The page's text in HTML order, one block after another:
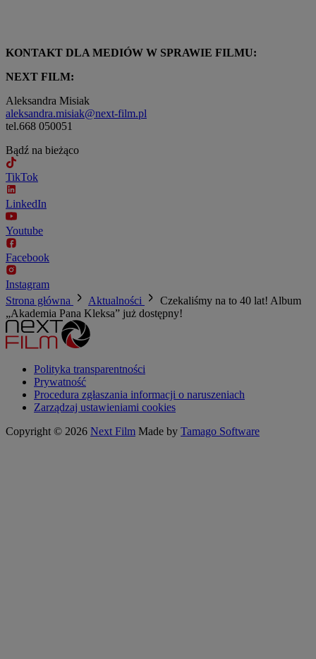
KONTAKT DLA MEDIÓW W SPRAWIE FILMU:
NEXT FILM:
Aleksandra Misiak
aleksandra.misiak@next-film.pl
tel.668 050051
Bądź na bieżąco
TikTok
LinkedIn
Youtube
Facebook
Instagram
Strona główna
Aktualności
Czekaliśmy na to 40 lat! Album
„Akademia Pana Kleksa” już dostępny!
Polityka transparentności
Prywatność
Procedura zgłaszania informacji o naruszeniach
Zarządzaj ustawieniami cookies
Copyright © 2026 Next Film Made by Tamago Software